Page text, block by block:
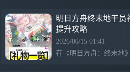
明日方舟终末地干员
提升攻略
2026/06/15 01:41